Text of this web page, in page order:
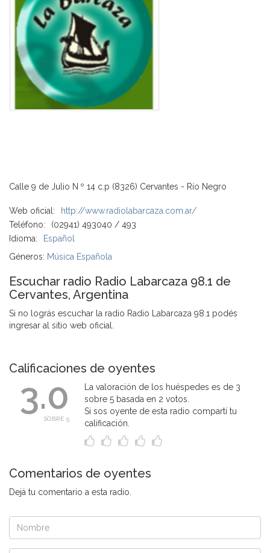
Calle 9 de Julio N º 14 c.p (8326) Cervantes - Río Negro
Web oficial:
http://www.radiolabarcaza.com.ar/
Teléfono:
(02941) 493040 / 493
Idioma:
Español
Géneros: Música Española
Escuchar radio Radio Labarcaza 98.1 de
Cervantes, Argentina
Si no lográs escuchar la radio Radio Labarcaza 98.1 podés
ingresar al sitio web oficial.
Calificaciones de oyentes
3.0
SOBRE 5
La valoración de los huéspedes es de 3
sobre 5 basada en 2 votos.
Si sos oyente de esta radio compartí tu
calificación.
Comentarios de oyentes
Dejá tu comentario a esta radio.